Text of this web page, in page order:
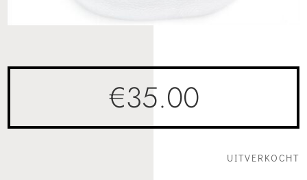
€35.00
UITVERKOCHT